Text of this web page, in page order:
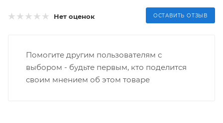
Нет оценок ОСТАВИТЬ ОТЗЫВ
Помогите другим пользователям с
выбором - будьте первым, кто поделится
своим мнением об этом товаре